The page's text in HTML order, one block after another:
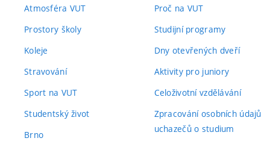
Atmosféra VUT
Prostory školy
Koleje
Stravování
Sport na VUT
Studentský život
Brno
Proč na VUT
Studijní programy
Dny otevřených dveří
Aktivity pro juniory
Celoživotní vzdělávání
Zpracování osobních údajů
uchazečů o studium